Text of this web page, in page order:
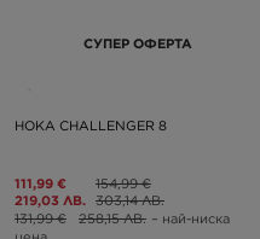
СУПЕР ОФЕРТА
HOKA CHALLENGER 8
111,99 €
219,03 ЛВ.
154,99 €
303,14 ЛВ.
131,99 €
258,15 ЛВ. – най-ниска